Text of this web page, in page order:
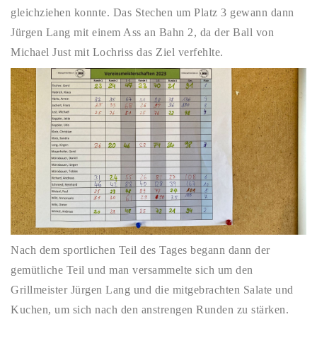
gleichziehen konnte. Das Stechen um Platz 3 gewann dann
Jürgen Lang mit einem Ass an Bahn 2, da der Ball von
Michael Just mit Lochriss das Ziel verfehlte.
Nach dem sportlichen Teil des Tages begann dann der
gemütliche Teil und man versammelte sich um den
Grillmeister Jürgen Lang und die mitgebrachten Salate und
Kuchen, um sich nach den anstrengen Runden zu stärken.